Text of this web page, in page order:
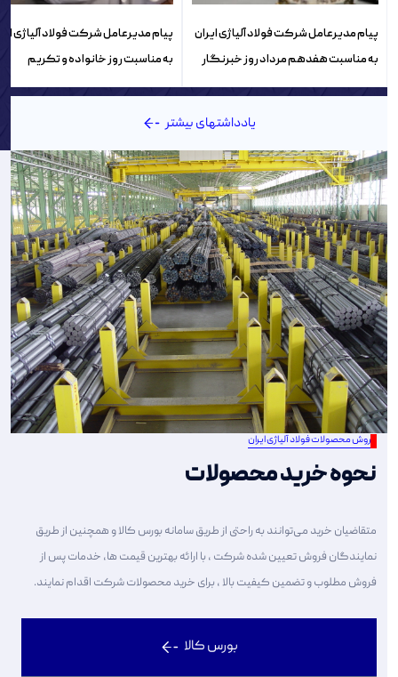
پیام مدیرعامل شرکت فولاد آلیاژی ایران
به مناسبت هفدهم مرداد روز خبرنگار
پیام مدیرعامل شرکت فولاد آلیاژی
به مناسبت روز خانواده و تکریم
بازنشستگان
یادداشتهای بیشتر
فروش محصولات فولاد آلیاژی ایران
نحوه خرید محصولات
متقاضیان خرید می‌توانند به راحتی از طریق سامانه بورس کالا و همچنین از طریق
نمایندگان فروش تعیین شده شرکت ، با ارائه بهترین قیمت ها، خدمات پس از
فروش مطلوب و تضمین کیفیت بالا ، برای خرید محصولات شرکت اقدام نمایند.
بورس کالا